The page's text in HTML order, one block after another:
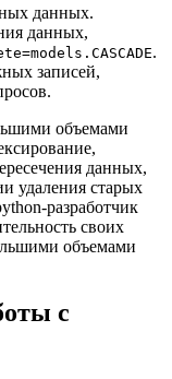
данных.
данных,
.
записей,
объемами
данных,
удаления старых
разработчик
своих
объемами
с